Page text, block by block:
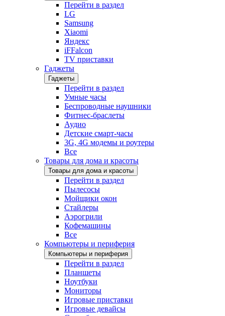
Перейти в раздел
LG
Samsung
Xiaomi
Яндекс
iFFalcon
TV приставки
Гаджеты
Гаджеты
Перейти в раздел
Умные часы
Беспроводные наушники
Фитнес-браслеты
Аудио
Детские смарт-часы
3G, 4G модемы и роутеры
Все
Товары для дома и красоты
Товары для дома и красоты
Перейти в раздел
Пылесосы
Мойщики окон
Стайлеры
Аэрогрили
Кофемашины
Все
Компьютеры и периферия
Компьютеры и периферия
Перейти в раздел
Планшеты
Ноутбуки
Мониторы
Игровые приставки
Игровые девайсы